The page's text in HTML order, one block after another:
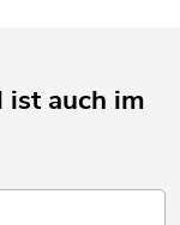
ist auch im